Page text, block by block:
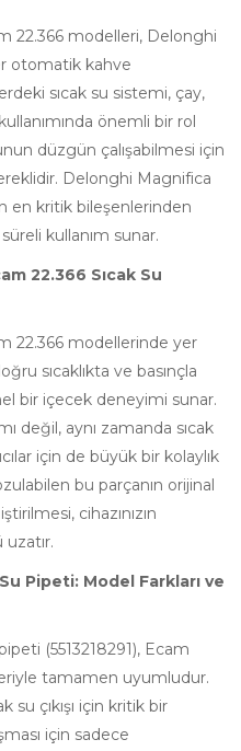
22.366 modelleri, Delonghi
otomatik kahve
sıcak su sistemi, çay,
önemli bir rol
düzgün çalışabilmesi için
Delonghi Magnifica
en kritik bileşenlerinden
kullanım sunar.
22.366 Sıcak Su
22.366 modellerinde yer
sıcaklıkta ve basınçla
bir içecek deneyimi sunar.
değil, aynı zamanda sıcak
için de büyük bir kolaylık
bu parçanın orijinal
cihazınızın
uzatır.
Pipeti: Model Farkları ve
(5513218291), Ecam
tamamen uyumludur.
su çıkışı için kritik bir
için sadece